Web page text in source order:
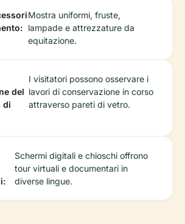
Mostra uniformi, fruste,
lampade e attrezzature da
equitazione.
del
di
I visitatori possono osservare i
lavori di conservazione in corso
attraverso pareti di vetro.
Schermi digitali e chioschi offrono
tour virtuali e documentari in
diverse lingue.